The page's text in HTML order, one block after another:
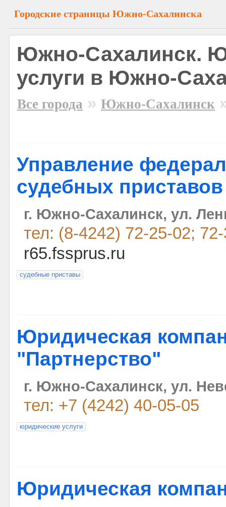
Городские страницы Южно-Сахалинска
Южно-Сахалинск.
услуги в Южно-
Все города » Южно-Сахалинск
Управление
судебных приставов
г. Южно-Сахалинск, ул.
тел: (8-4242) 72-25-02;
r65.fssprus.ru
судебные приставы
Юридическая
"Партнерство"
г. Южно-Сахалинск, ул.
тел: +7 (4242) 40-05-05
юридические услуги
Юридическая